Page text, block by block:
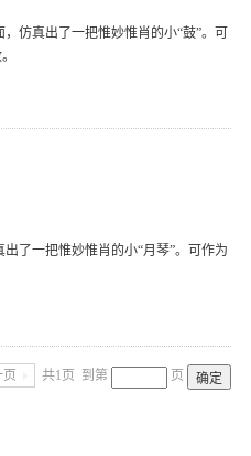
仿真出了一把惟妙惟肖的小“鼓”。可
了一把惟妙惟肖的小“月琴”。可作为
页 共1页 到第 页